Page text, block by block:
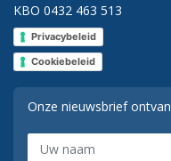
KBO 0432 463 513
Privacybeleid
Cookiebeleid
Onze nieuwsbrief